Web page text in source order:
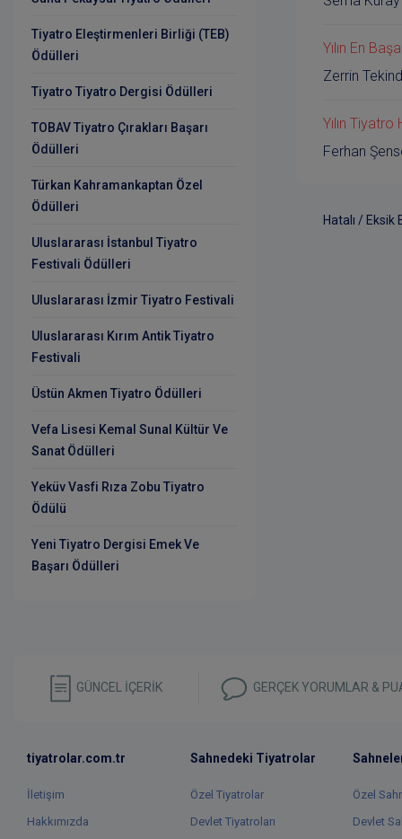
Tiyatro Eleştirmenleri Birliği (TEB)
Ödülleri
Tiyatro Tiyatro Dergisi Ödülleri
TOBAV Tiyatro Çırakları Başarı
Ödülleri
Türkan Kahramankaptan Özel
Ödülleri
Uluslararası İstanbul Tiyatro
Festivali Ödülleri
Uluslararası İzmir Tiyatro Festivali
Uluslararası Kırım Antik Tiyatro
Festivali
Üstün Akmen Tiyatro Ödülleri
Vefa Lisesi Kemal Sunal Kültür Ve
Sanat Ödülleri
Yeküv Vasfi Rıza Zobu Tiyatro
Ödülü
Yeni Tiyatro Dergisi Emek Ve
Başarı Ödülleri
Yılın En
Zerrin
Yılın
Ferhan
Hatalı / Eksik
GÜNCEL İÇERİK GERÇEK YORUMLAR &
tiyatrolar.com.tr
İletişim
Hakkımızda
Sahnedeki Tiyatrolar
Özel Tiyatrolar
Devlet Tiyatroları
Özel
Devlet